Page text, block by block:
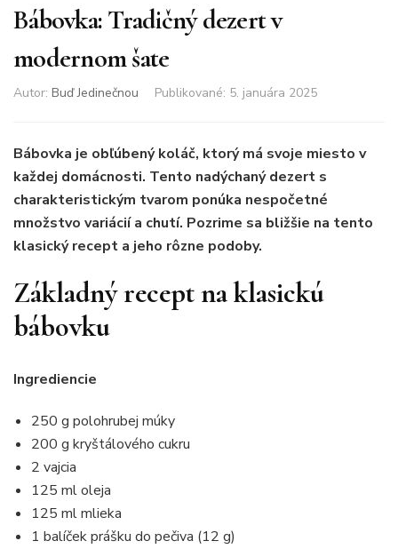
Bábovka: Tradičný dezert v
modernom šate
Autor: Buď Jedinečnou Publikované: 5. januára 2025
Bábovka je obľúbený koláč, ktorý má svoje miesto v
každej domácnosti. Tento nadýchaný dezert s
charakteristickým tvarom ponúka nespočetné
množstvo variácií a chutí. Pozrime sa bližšie na tento
klasický recept a jeho rôzne podoby.
Základný recept na klasickú
bábovku
Ingrediencie
250 g polohrubej múky
200 g kryštálového cukru
2 vajcia
125 ml oleja
125 ml mlieka
1 balíček prášku do pečiva (12 g)